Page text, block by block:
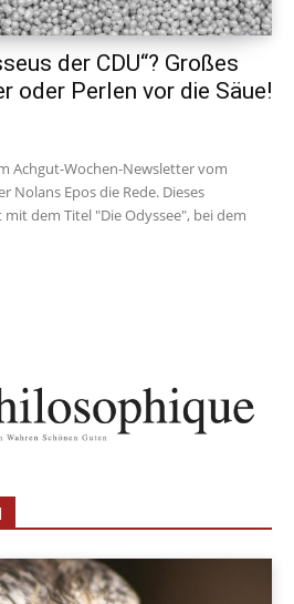
der CDU“? Großes
oder Perlen vor die Säue!
Achgut-Wochen-Newsletter vom
Nolans Epos die Rede. Dieses
dem Titel "Die Odyssee", bei dem